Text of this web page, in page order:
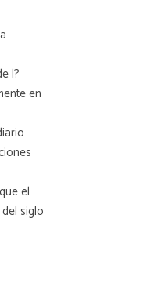
l?
en
el
siglo